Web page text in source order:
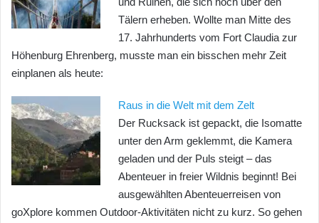
Tälern erheben. Wollte man Mitte des
17. Jahrhunderts vom Fort Claudia zur
Höhenburg Ehrenberg, musste man ein bisschen mehr Zeit
einplanen als heute:
Raus in die Welt mit dem Zelt
Der Rucksack ist gepackt, die Isomatte
unter den Arm geklemmt, die Kamera
geladen und der Puls steigt – das
Abenteuer in freier Wildnis beginnt! Bei
ausgewählten Abenteuerreisen von
goXplore kommen Outdoor-Aktivitäten nicht zu kurz. So gehen